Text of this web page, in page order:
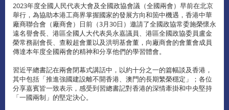
2023年度全國人民代表大會及全國政協會議（全國兩會）早前在北京
舉行，為協助本港工商界掌握國家的發展方向和箇中機遇，香港中華
廠商聯合會（廠商會）日前（3月30日）邀請了全國政協常委施榮懷永
遠名譽會長、港區全國人大代表吳永嘉議員、港區全國政協委員盧金
榮常務副會長、查毅超會董以及洪明基會董，向廠商會的會董會成員
傳達本年度全國兩會的精神和分享他們的學習體會。
習近平總書記在兩會閉幕式講話中，以約十分之一的篇幅談及香港，
其中包括「推進強國建設離不開香港、澳門的長期繁榮穩定」；各位
分享嘉賓皆一致表示，感受到習總書記對香港的深情牽掛和中央堅持
「一國兩制」的堅定決心。